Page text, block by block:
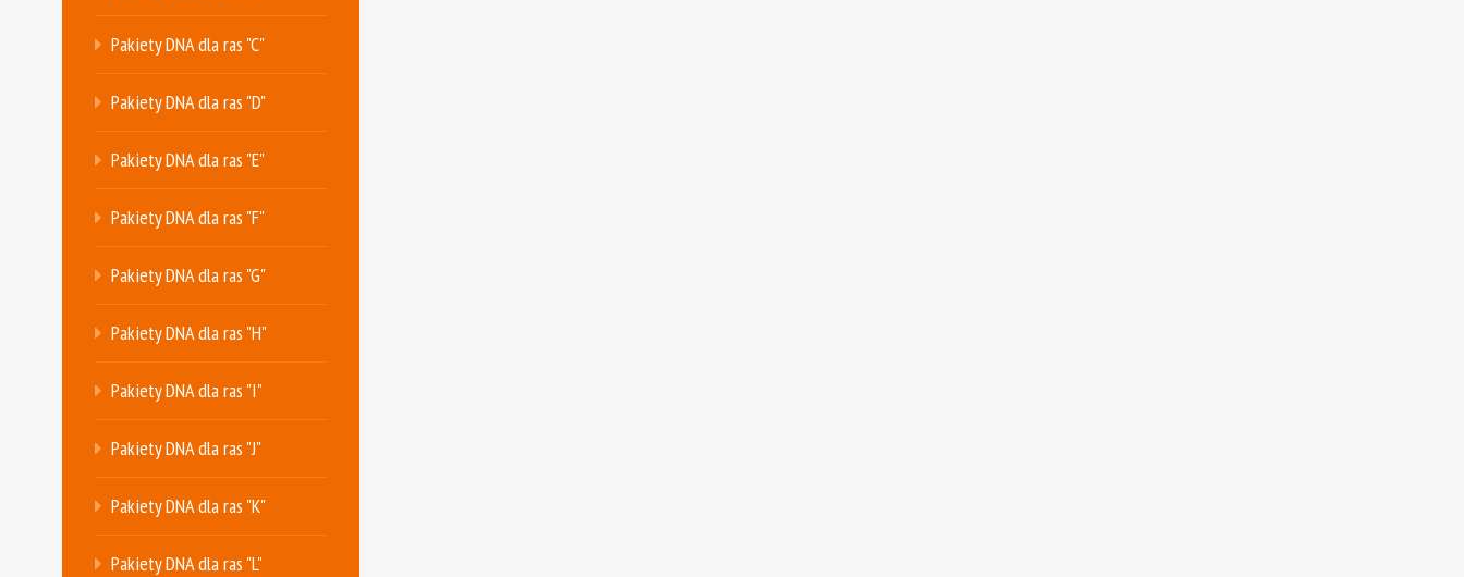
Pakiety DNA dla ras "C"
Pakiety DNA dla ras "D"
Pakiety DNA dla ras "E"
Pakiety DNA dla ras "F"
Pakiety DNA dla ras "G"
Pakiety DNA dla ras "H"
Pakiety DNA dla ras "I"
Pakiety DNA dla ras "J"
Pakiety DNA dla ras "K"
Pakiety DNA dla ras "L"